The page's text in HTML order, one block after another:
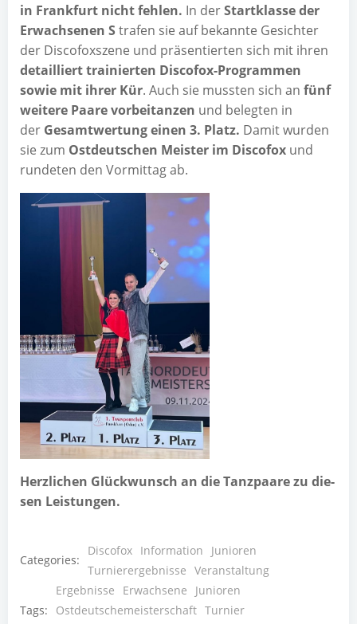
in Frank­furt nicht feh­len. In derStart­klas­se der
Erwach­se­nen Stra­fen sie auf bekann­te Gesich­ter
der Dis­co­fox­sze­ne und prä­sen­tier­ten sich mit ihren
detail­liert trai­nier­ten Dis­co­fox-Pro­gram­men
sowie mit ihrer Kür. Auch sie muss­ten sich an fünf
wei­te­re Paa­re vor­beit­an­zen und beleg­ten in
der Gesamt­wer­tung einen 3. Platz. Damit wur­den
sie zum Ost­deut­schen Meis­ter im Dis­co­fox und
run­de­ten den Vor­mit­tag ab.
Herz­li­chen Glück­wunsch an die Tanz­paa­re zu die­
sen Leistungen.
Categories:
Discofox Information
Junioren
Turnierergebnisse Veranstaltung
Tags:
Ergebnisse Erwachsene
Junioren
Ostdeutschemeisterschaft Turnier